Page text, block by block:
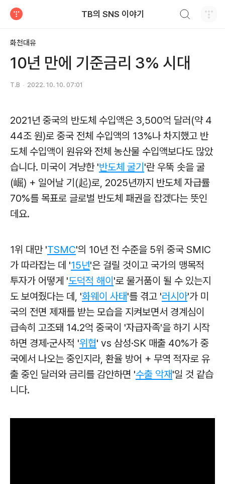
TB의 SNS 이야기
화천대유
10년 만에 기준금리 3% 시대
T.B 2022. 10. 10. 07:01
2021년 중국의 반도체 수입액은 3,500억 달러(약 4
44조 원)로 중국 전체 수입액의 13%나 차지했고 반
도체 수입액이 원유와 전체 농산물 수입액보다도 많았
습니다. 미국이 겨냥한 '반도체 굴기 '란 우뚝 솟을 굴
(崛) + 일어날 기(起)로, 2025년까지 반도체 자급률
70%를 목표로 글로벌 반도체 패권을 잡겠다는 뜻인
데요.
1위 대만 'TSMC'의 10년 전 수준을 5위 중국 SMIC
가 따라잡는 데 '15년'은 걸릴 것이고 국가의 맹목적
투자가 어떻게 '도덕적 해이 '로 물거품이 될 수 있는지
도 보여줬다는 데 , '화웨이 사태'를 겪고 '러시아'가 미
국의 전면 제재를 받는 모습을 지켜보면서 경계심이
급속히 고조돼 14.2억 중국이 '자급자족'을 하기 시작
하면 경제·군사적 '위협' vs 삼성·SK 매출 40%가 중
국에서 나오는 중인지라, 환율 방어 + 무역 적자로 유
출 중인 달러와 금리를 감안하면 '수출 악재'일 것 같습
니다.